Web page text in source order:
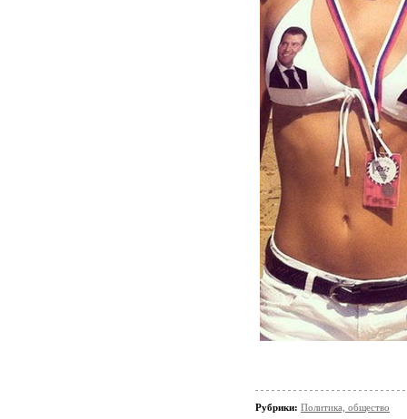
Рубрики: Политика, общество